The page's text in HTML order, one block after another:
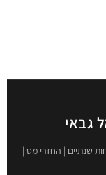
גבאי
שנתיים | החזרי מס |